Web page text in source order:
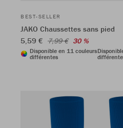
BEST-SELLER
JAKO Chaussettes sans pied
5,59 € 7,99 € 30 %
Disponible en 11 couleurs
différentes